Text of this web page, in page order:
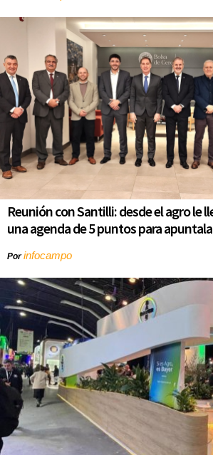
Reunión con Santilli: desde el agro le
una agenda de 5 puntos para
Porinfocampo